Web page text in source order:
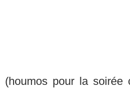
(houmos pour la soirée